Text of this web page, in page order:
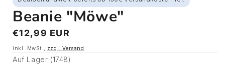
Beanie "Möwe"
Normaler
Preis
€12,99 EUR
inkl. MwSt., zzgl. Versand
Auf Lager (1748)